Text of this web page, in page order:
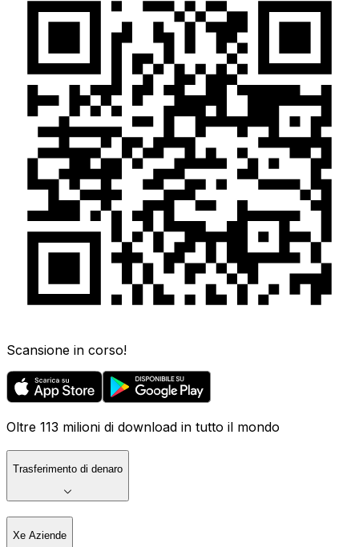
Scansione in corso!
Oltre 113 milioni di download in tutto il mondo
Trasferimento di denaro
Xe Aziende